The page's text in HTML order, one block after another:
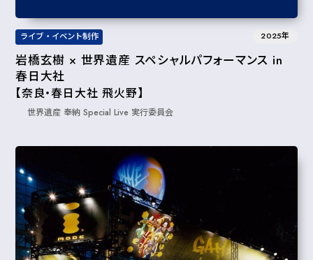
ライブ・イベント制作 2025年
岩橋玄樹 × 世界遺産 スペシャルパフォーマンス in
春日大社
【奈良・春日大社 飛火野】
世界遺産 奉納 Special Live 実⾏委員会